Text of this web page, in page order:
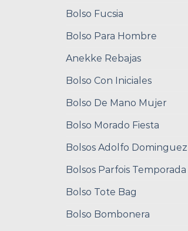
Bolso Fucsia
Bolso Para Hombre
Anekke Rebajas
Bolso Con Iniciales
Bolso De Mano Mujer
Bolso Morado Fiesta
Bolsos Adolfo Dominguez
Bolsos Parfois Temporada
Bolso Tote Bag
Bolso Bombonera